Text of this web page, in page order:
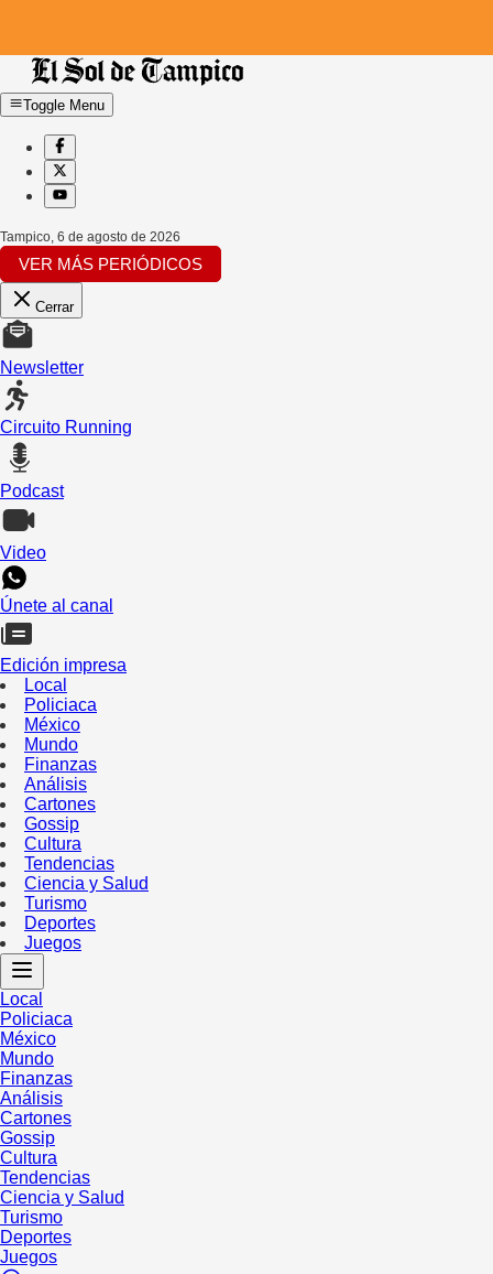
Toggle Menu
Tampico, 6 de agosto de 2026
VER MÁS PERIÓDICOS
Cerrar
Newsletter
Circuito Running
Podcast
Video
Únete al canal
Edición impresa
Local
Policiaca
México
Mundo
Finanzas
Análisis
Cartones
Gossip
Cultura
Tendencias
Ciencia y Salud
Turismo
Deportes
Juegos
Local
Policiaca
México
Mundo
Finanzas
Análisis
Cartones
Gossip
Cultura
Tendencias
Ciencia y Salud
Turismo
Deportes
Juegos